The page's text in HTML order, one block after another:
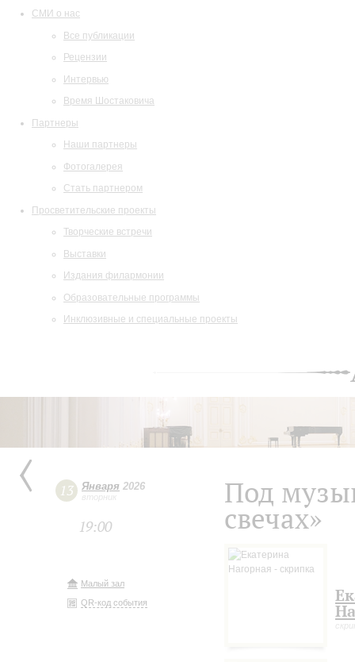
СМИ о нас
Все публикации
Рецензии
Интервью
Время Шостаковича
Партнеры
Наши партнеры
Фотогалерея
Стать партнером
Просветительские проекты
Творческие встречи
Выставки
Издания филармонии
Образовательные программы
Инклюзивные и специальные проекты
13 Января 2026
вторник
19:00
Малый зал
QR-код события
Под
свечах»